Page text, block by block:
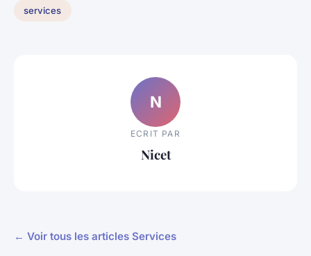
services
N
ECRIT PAR
Nicet
← Voir tous les articles Services